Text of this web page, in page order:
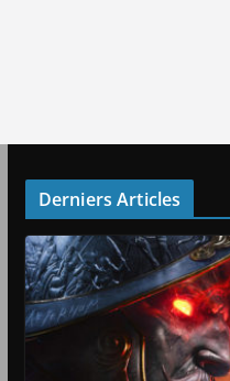
Derniers Articles